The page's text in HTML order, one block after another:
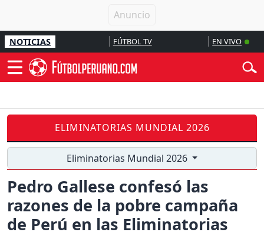
NOTICIAS FÚTBOL TV EN VIVO
ELIMINATORIAS MUNDIAL 2026
Eliminatorias Mundial 2026
Pedro Gallese confesó las
razones de la pobre campaña
de Perú en las Eliminatorias